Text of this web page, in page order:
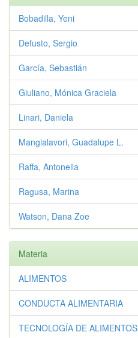
Bobadilla, Yeni
Defusto, Sergio
García, Sebastián
Giuliano, Mónica Graciela
Linari, Daniela
Mangialavori, Guadalupe L.
Raffa, Antonella
Ragusa, Marina
Watson, Dana Zoe
Materia
ALIMENTOS
CONDUCTA ALIMENTARIA
TECNOLOGÍA DE ALIMENTOS